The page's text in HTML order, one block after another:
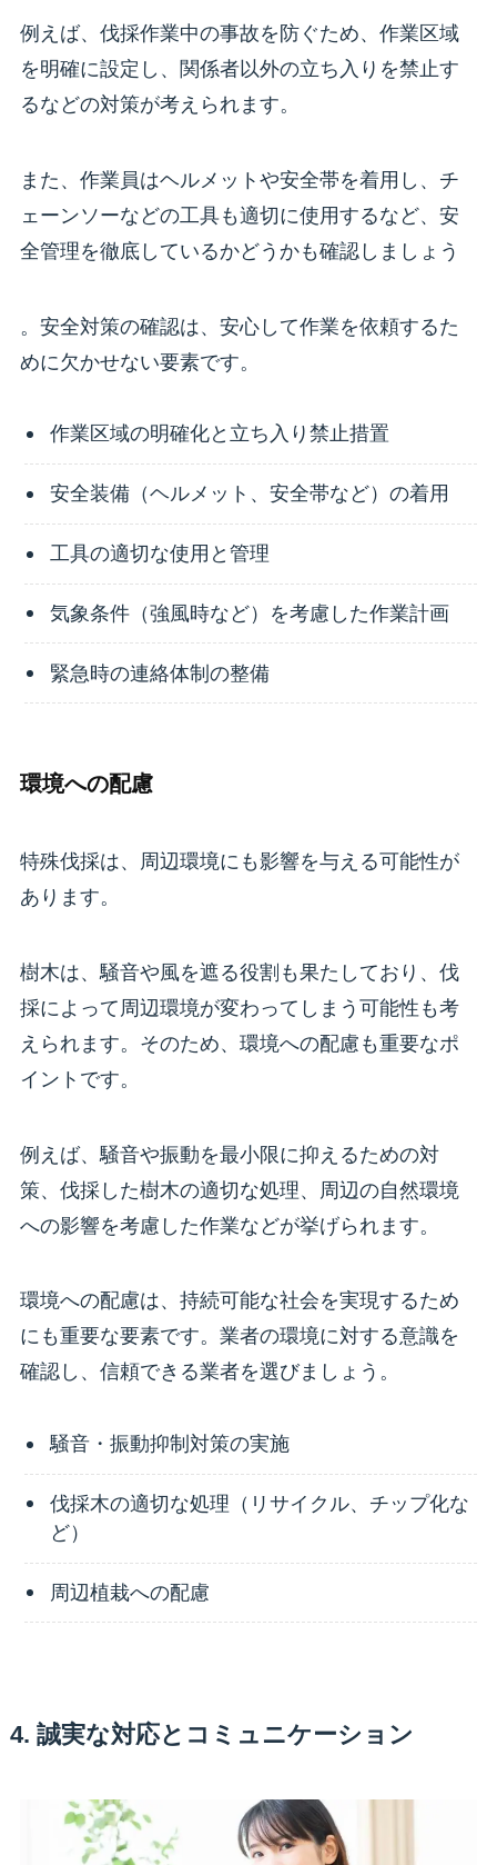
例えば、伐採作業中の事故を防ぐため、作業区域
を明確に設定し、関係者以外の立ち入りを禁止す
るなどの対策が考えられます。
また、作業員はヘルメットや安全帯を着用し、チ
ェーンソーなどの工具も適切に使用するなど、安
全管理を徹底しているかどうかも確認しましょう
。安全対策の確認は、安心して作業を依頼するた
めに欠かせない要素です。
作業区域の明確化と立ち入り禁止措置
安全装備（ヘルメット、安全帯など）の着用
工具の適切な使用と管理
気象条件（強風時など）を考慮した作業計画
緊急時の連絡体制の整備
環境への配慮
特殊伐採は、周辺環境にも影響を与える可能性が
あります。
樹木は、騒音や風を遮る役割も果たしており、伐
採によって周辺環境が変わってしまう可能性も考
えられます。そのため、環境への配慮も重要なポ
イントです。
例えば、騒音や振動を最小限に抑えるための対
策、伐採した樹木の適切な処理、周辺の自然環境
への影響を考慮した作業などが挙げられます。
環境への配慮は、持続可能な社会を実現するため
にも重要な要素です。業者の環境に対する意識を
確認し、信頼できる業者を選びましょう。
騒音・振動抑制対策の実施
伐採木の適切な処理（リサイクル、チップ化な
ど）
周辺植栽への配慮
4. 誠実な対応とコミュニケーション